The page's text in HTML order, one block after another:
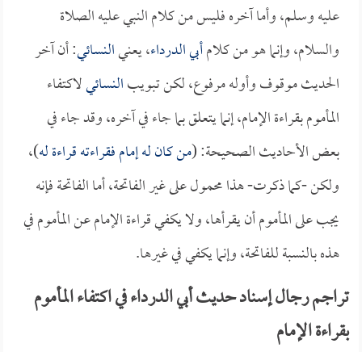
عليه وسلم، وأما آخره فليس من كلام النبي عليه الصلاة
والسلام، وإنما هو من كلامأبي الدرداء، يعنيالنسائي: أن آخر
الحديث موقوف وأوله مرفوع، لكن تبويبالنسائيلاكتفاء
المأموم بقراءة الإمام، إنما يتعلق بما جاء في آخره، وقد جاء في
بعض الأحاديث الصحيحة: (من كان له إمام فقراءته قراءة له)،
ولكن -كما ذكرت- هذا محمول على غير الفاتحة، أما الفاتحة فإنه
يجب على المأموم أن يقرأها، ولا يكفي قراءة الإمام عن المأموم في
هذه بالنسبة للفاتحة، وإنما يكفي في غيرها.
تراجم رجال إسناد حديث أبي الدرداء في اكتفاء المأموم
بقراءة الإمام